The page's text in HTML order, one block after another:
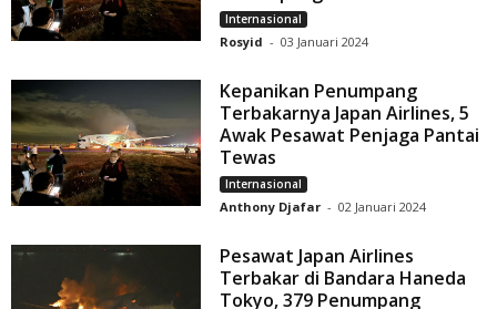
Internasional
Rosyid - 03 Januari 2024
Kepanikan Penumpang
Terbakarnya Japan Airlines, 5
Awak Pesawat Penjaga Pantai
Tewas
Internasional
Anthony Djafar - 02 Januari 2024
Pesawat Japan Airlines
Terbakar di Bandara Haneda
Tokyo, 379 Penumpang